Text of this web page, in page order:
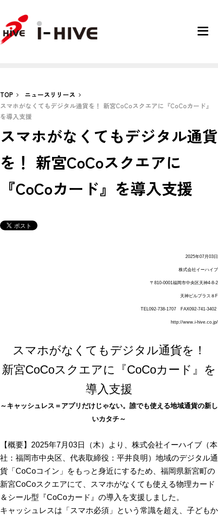
TOP
ニュースリリース
スマホがなくてもデジタル通貨を！ 新宮CoCoスクエアに『CoCoカード』
を導入支援
スマホがなくてもデジタル通貨
を！ 新宮CoCoスクエアに
『CoCoカード』を導入支援
2025年07月03日
株式会社イーハイブ
〒810-0001福岡市中央区天神4-8-2
天神ビルプラス８F
TEL092-738-1707 FAX092-741-3402
http://www.i-hive.co.jp/
スマホがなくてもデジタル通貨を！
新宮CoCoスクエアに『CoCoカード』を
導入支援
～キャッシュレス＝アプリだけじゃない。誰でも使える地域通貨の新し
いカタチ～
【概要】2025年7月03日（木）より、株式会社イーハイブ（本
社：福岡市中央区、代表取締役：平井良明）地域のデジタル通
貨「CoCoコイン」をもっと身近にするため、福岡県新宮町の
新宮CoCoスクエアにて、スマホがなくても使える物理カード
＆シール型『CoCoカード』の導入を支援しました。
キャッシュレスは「スマホ必須」という常識を超え、子どもか